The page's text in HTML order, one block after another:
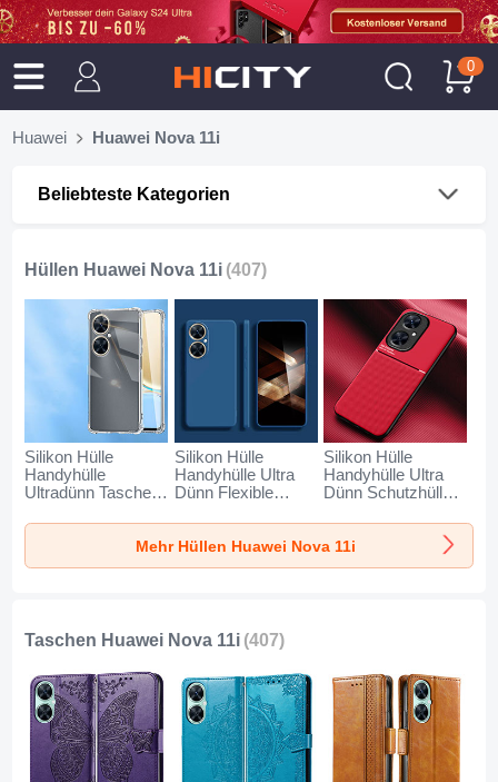
0
Huawei Huawei Nova 11i
Beliebteste Kategorien
Hüllen Huawei Nova 11i (407)
Silikon Hülle
Handyhülle
Ultradünn Tasche
Transparent für
Huawei Nova 11i
Klar
Silikon Hülle
Handyhülle Ultra
Dünn Flexible
Grad Ganzkörper
Tasche für Huawei
Nova 11i Blau
Silikon Hülle
Handyhülle Ultra
Dünn Schutzhülle
Magnetisch für
Huawei Nova 11i
Rot
Mehr Hüllen Huawei Nova 11i
Taschen Huawei Nova 11i (407)